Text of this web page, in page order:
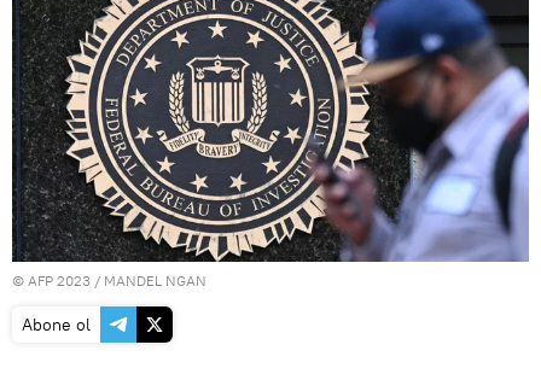
© AFP 2023 / MANDEL NGAN
Abone ol